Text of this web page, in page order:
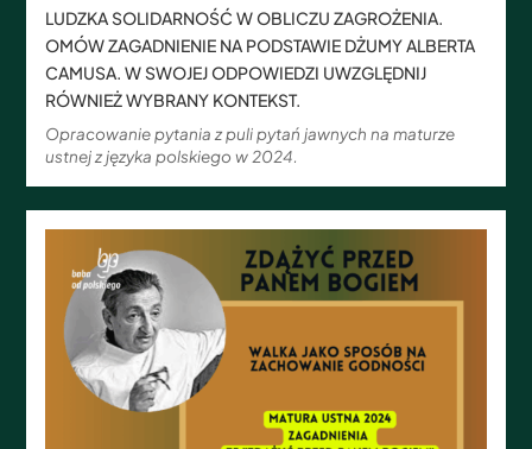
LUDZKA SOLIDARNOŚĆ W OBLICZU ZAGROŻENIA.
OMÓW ZAGADNIENIE NA PODSTAWIE DŻUMY ALBERTA
CAMUSA. W SWOJEJ ODPOWIEDZI UWZGLĘDNIJ
RÓWNIEŻ WYBRANY KONTEKST.
Opracowanie pytania z puli pytań jawnych na maturze
ustnej z języka polskiego w 2024.